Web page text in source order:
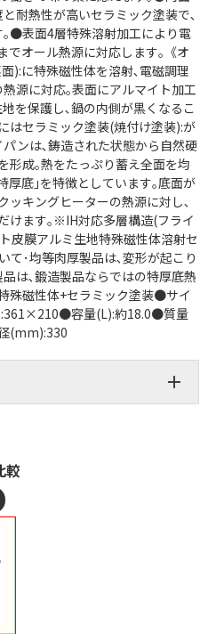
耐熱性が高いセラミック塗装で､
●表面4層特殊溶射加工により電
でオール熱源に対応します｡《オ
):に特殊磁性体を溶射､電磁調理
源に対応｡表面にアルマイト加工
を保護し､鍋の内側が黒くなるこ
はセラミック塗装(焼付け塗装):が
ンは､鋳造された状態から自然硬
形成｡熱をたっぷり蓄え全面を均
厚底｣を特徴としています｡底面が
ッキングヒーターの熱源に対し､
けます｡※IH対応多層構造(フライ
皮膜アルミ生地特殊磁性体溶射セ
て･均等肉厚製品は､変形が起こり
は､鍛造製品ならではの特厚底熱
殊磁性体+セラミック塗装●サイ
容量(L):約18.0●質量
(mm):330
較